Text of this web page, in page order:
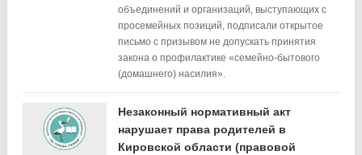
объединений и организаций, выступающих с
просемейных позиций, подписали открытое
письмо с призывом не допускать принятия
закона о профилактике «семейно-бытового
(домашнего) насилия».
Незаконный нормативный акт
нарушает права родителей в
Кировской области (правовой